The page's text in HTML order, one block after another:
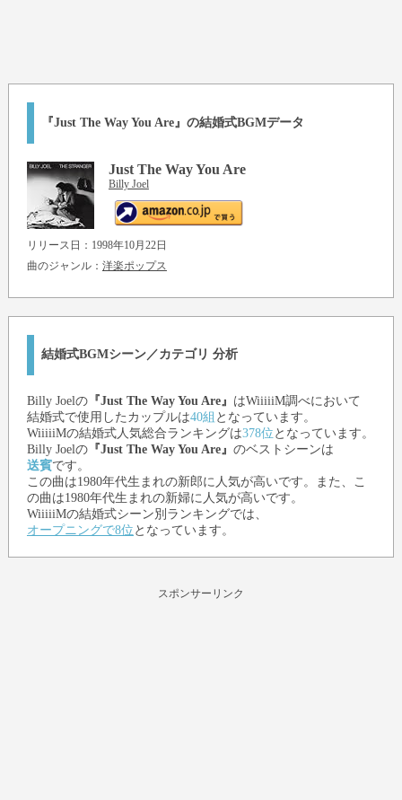
『Just The Way You Are』の結婚式BGMデータ
Just The Way You Are
Billy Joel
リリース日：1998年10月22日
曲のジャンル： 洋楽ポップス
結婚式BGMシーン／カテゴリ 分析
Billy Joelの『Just The Way You Are』 はWiiiiiM調べにおいて
結婚式で使用したカップルは40組 となっています。
WiiiiiMの結婚式人気総合ランキングは378位 となっています。
Billy Joelの『Just The Way You Are』 のベストシーンは
送賓です。
この曲は1980年代生まれの新郎に人気が高いです。また、こ
の曲は1980年代生まれの新婦に人気が高いです。
WiiiiiMの結婚式シーン別ランキングでは、
オープニングで8位 となっています。
スポンサーリンク